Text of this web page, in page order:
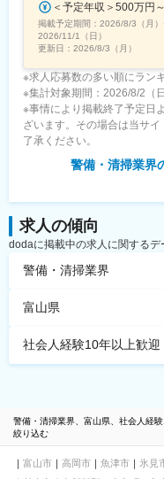
シフト例）宿直→明
変更の範囲：会社の定
掲載予定期間： 2026/8/3（月）
2026/11/1（日）
更新日： 2026/8/3（月）
※求人応募数の多い順にラン
※集計対象期間：2026/8/2（
※事情により掲載終了予定日
ざいます。その場合は当サ
了承ください。
警備・清掃業界
求人の傾向
dodaに掲載中の求人に関するデ
警備・清掃業界
富山県
社会人経験10年以上歓迎
警備・清掃業界、富山県、社会人経
絞り込む
富山市 高岡市 魚津市 氷見